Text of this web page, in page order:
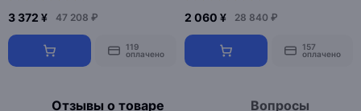
3 372 ¥ 47 208 ₽
119
оплачено
2 060 ¥ 28 840 ₽
157
оплачено
Отзывы о товаре Вопросы